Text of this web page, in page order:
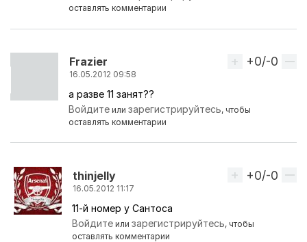
оставлять комментарии
Frazier
16.05.2012 09:58
Вверх
+0/-0
а разве 11 занят??
Войдите илизарегистрируйтесь, чтобы
оставлять комментарии
thinjelly
16.05.2012 11:17
Ответ на комментарий пользователяFrazier
Вверх
+0/-0
11-й номер у Сантоса
Войдите илизарегистрируйтесь, чтобы
оставлять комментарии